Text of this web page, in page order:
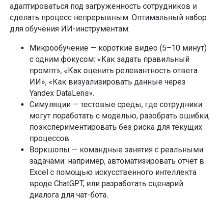
адаптироваться под загруженность сотрудников и
сделать процесс непрерывным. Оптимальный набор
для обучения ИИ-инструментам:
Микрообучение — короткие видео (5–10 минут)
с одним фокусом: «Как задать правильный
промпт», «Как оценить релевантность ответа
ИИ», «Как визуализировать данные через
Yandex DataLens».
Симуляции — тестовые среды, где сотрудники
могут поработать с моделью, разобрать ошибки,
поэкспериментировать без риска для текущих
процессов.
Воркшопы — командные занятия с реальными
задачами: например, автоматизировать отчет в
Excel с помощью искусственного интеллекта
вроде ChatGPT, или разработать сценарий
диалога для чат-бота.